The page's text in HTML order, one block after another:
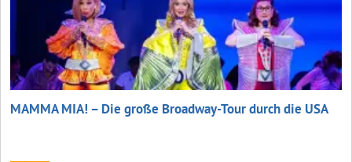
MAMMA MIA! – Die große Broadway-Tour durch die USA